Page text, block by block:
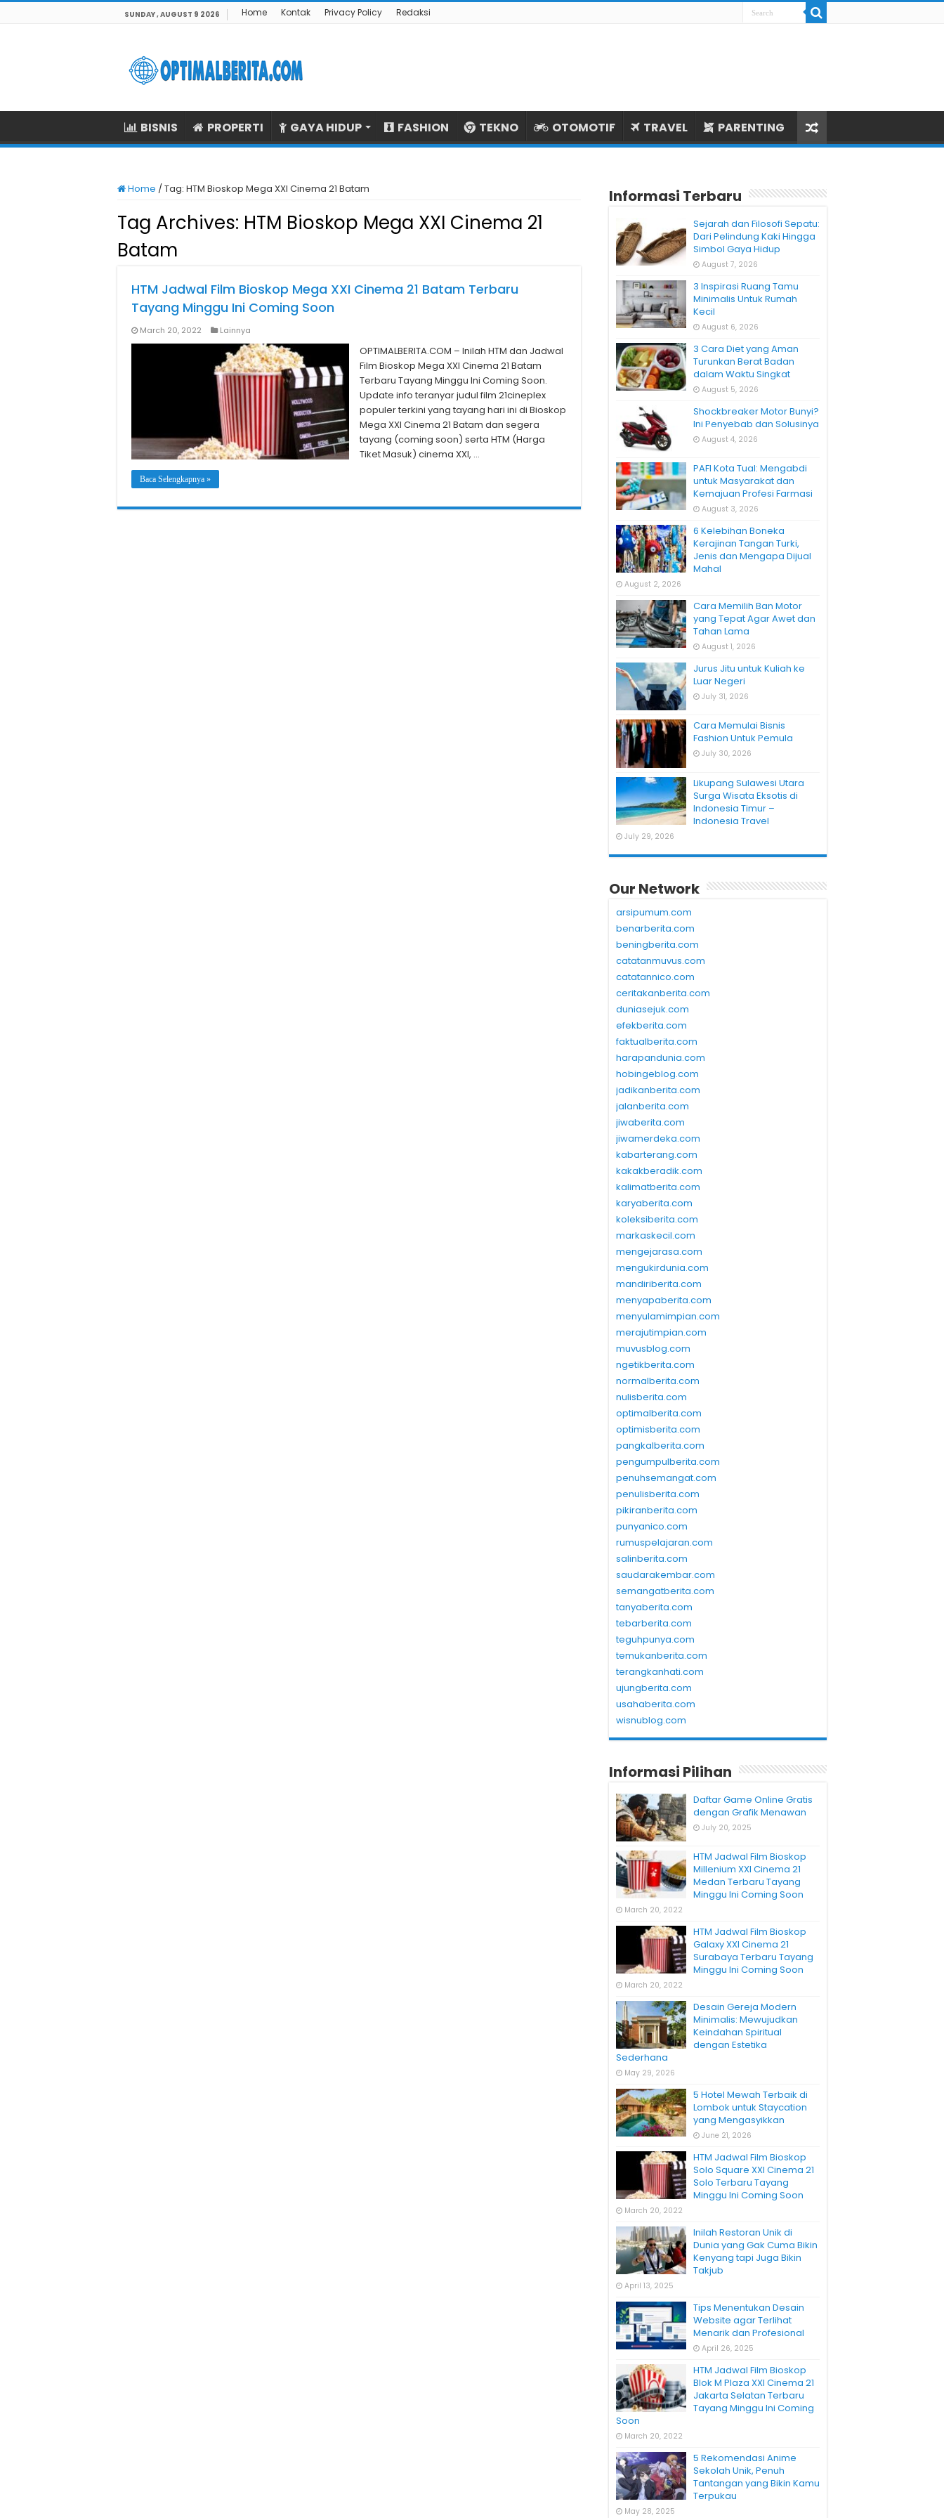
SUNDAY , AUGUST 9 2026 Home Kontak Privacy Policy Redaksi
BISNIS PROPERTI GAYA HIDUP FASHION TEKNO OTOMOTIF TRAVEL PARENTING
Home /Tag: HTM Bioskop Mega XXI Cinema 21 Batam
Tag Archives: HTM Bioskop Mega XXI Cinema 21
Batam
HTM Jadwal Film Bioskop Mega XXI Cinema 21 Batam Terbaru
Tayang Minggu Ini Coming Soon
March 20, 2022 Lainnya
OPTIMALBERITA.COM – Inilah HTM dan Jadwal
Film Bioskop Mega XXI Cinema 21 Batam
Terbaru Tayang Minggu Ini Coming Soon.
Update info teranyar judul film 21cineplex
populer terkini yang tayang hari ini di Bioskop
Mega XXI Cinema 21 Batam dan segera
tayang (coming soon) serta HTM (Harga
Tiket Masuk) cinema XXI, …
Baca Selengkapnya »
Informasi Terbaru
Sejarah dan Filosofi Sepatu:
Dari Pelindung Kaki Hingga
Simbol Gaya Hidup
August 7, 2026
3 Inspirasi Ruang Tamu
Minimalis Untuk Rumah
Kecil
August 6, 2026
3 Cara Diet yang Aman
Turunkan Berat Badan
dalam Waktu Singkat
August 5, 2026
Shockbreaker Motor Bunyi?
Ini Penyebab dan Solusinya
August 4, 2026
PAFI Kota Tual: Mengabdi
untuk Masyarakat dan
Kemajuan Profesi Farmasi
August 3, 2026
6 Kelebihan Boneka
Kerajinan Tangan Turki,
Jenis dan Mengapa Dijual
Mahal
August 2, 2026
Cara Memilih Ban Motor
yang Tepat Agar Awet dan
Tahan Lama
August 1, 2026
Jurus Jitu untuk Kuliah ke
Luar Negeri
July 31, 2026
Cara Memulai Bisnis
Fashion Untuk Pemula
July 30, 2026
Likupang Sulawesi Utara
Surga Wisata Eksotis di
Indonesia Timur –
Indonesia Travel
July 29, 2026
Our Network
arsipumum.com
benarberita.com
beningberita.com
catatanmuvus.com
catatannico.com
ceritakanberita.com
duniasejuk.com
efekberita.com
faktualberita.com
harapandunia.com
hobingeblog.com
jadikanberita.com
jalanberita.com
jiwaberita.com
jiwamerdeka.com
kabarterang.com
kakakberadik.com
kalimatberita.com
karyaberita.com
koleksiberita.com
markaskecil.com
mengejarasa.com
mengukirdunia.com
mandiriberita.com
menyapaberita.com
menyulamimpian.com
merajutimpian.com
muvusblog.com
ngetikberita.com
normalberita.com
nulisberita.com
optimalberita.com
optimisberita.com
pangkalberita.com
pengumpulberita.com
penuhsemangat.com
penulisberita.com
pikiranberita.com
punyanico.com
rumuspelajaran.com
salinberita.com
saudarakembar.com
semangatberita.com
tanyaberita.com
tebarberita.com
teguhpunya.com
temukanberita.com
terangkanhati.com
ujungberita.com
usahaberita.com
wisnublog.com
Informasi Pilihan
Daftar Game Online Gratis
dengan Grafik Menawan
July 20, 2025
HTM Jadwal Film Bioskop
Millenium XXI Cinema 21
Medan Terbaru Tayang
Minggu Ini Coming Soon
March 20, 2022
HTM Jadwal Film Bioskop
Galaxy XXI Cinema 21
Surabaya Terbaru Tayang
Minggu Ini Coming Soon
March 20, 2022
Desain Gereja Modern
Minimalis: Mewujudkan
Keindahan Spiritual
dengan Estetika
Sederhana
May 29, 2026
5 Hotel Mewah Terbaik di
Lombok untuk Staycation
yang Mengasyikkan
June 21, 2026
HTM Jadwal Film Bioskop
Solo Square XXI Cinema 21
Solo Terbaru Tayang
Minggu Ini Coming Soon
March 20, 2022
Inilah Restoran Unik di
Dunia yang Gak Cuma Bikin
Kenyang tapi Juga Bikin
Takjub
April 13, 2025
Tips Menentukan Desain
Website agar Terlihat
Menarik dan Profesional
April 26, 2025
HTM Jadwal Film Bioskop
Blok M Plaza XXI Cinema 21
Jakarta Selatan Terbaru
Tayang Minggu Ini Coming
Soon
March 20, 2022
5 Rekomendasi Anime
Sekolah Unik, Penuh
Tantangan yang Bikin Kamu
Terpukau
May 28, 2025